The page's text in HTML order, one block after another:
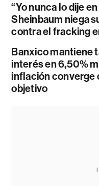
“Yo nunca lo dije
Sheinbaum niega
contra el fracking
Banxico mantiene
interés en 6,50%
inflación converge
objetivo